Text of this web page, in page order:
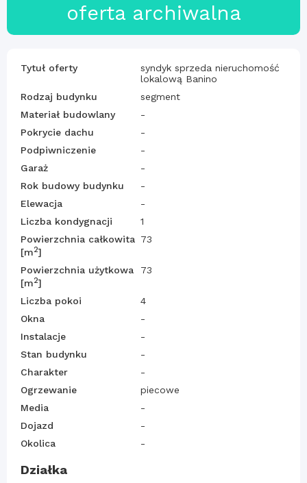
oferta archiwalna
Tytuł oferty
syndyk sprzeda nieruchomość
lokalową Banino
Rodzaj budynku
segment
Materiał budowlany
-
Pokrycie dachu
-
Podpiwniczenie
-
Garaż
-
Rok budowy budynku
-
Elewacja
-
Liczba kondygnacji
1
Powierzchnia całkowita
[m2]
73
Powierzchnia użytkowa
[m2]
73
Liczba pokoi
4
Okna
-
Instalacje
-
Stan budynku
-
Charakter
-
Ogrzewanie
piecowe
Media
-
Dojazd
-
Okolica
-
Działka